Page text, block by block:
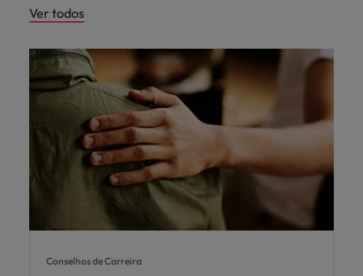
Ver todos
Conselhos de Carreira